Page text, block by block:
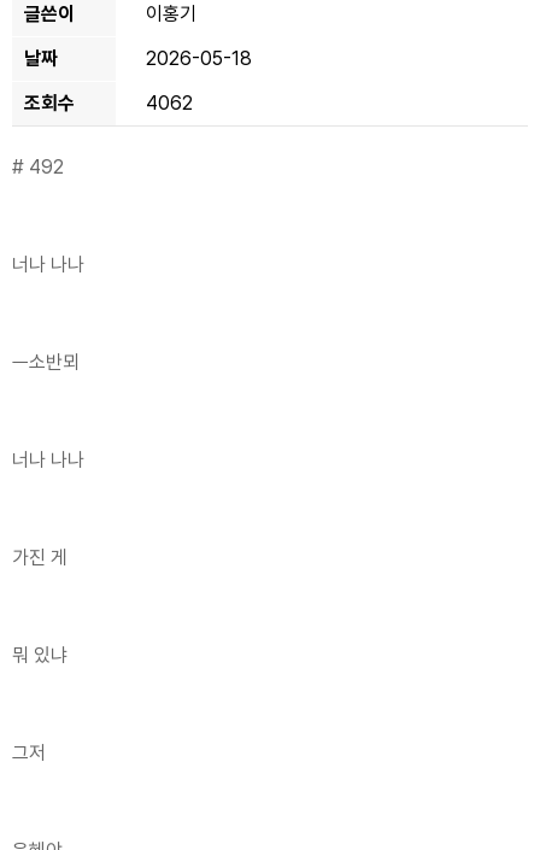
글쓴이
이홍기
날짜
2026-05-18
조회수
4062
# 492
너나 나나
ㅡ소반뫼
너나 나나
가진 게
뭐 있냐
그저